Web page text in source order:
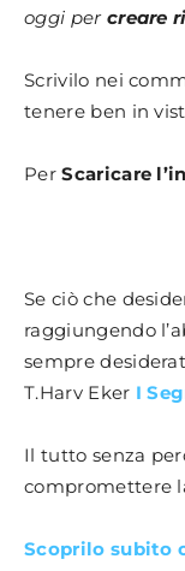
oggi per creare
Scrivilo nei
tenere ben in
PerScaricare
Se ciò che
raggiungendo
sempre
T.Harv Eker I
Il tutto senza
compromettere
Scoprilo subito